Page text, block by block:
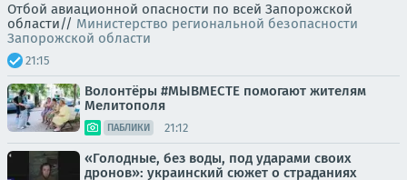
Отбой авиационной опасности по всей Запорожской
области// Министерство региональной безопасности
Запорожской области
21:15
Волонтёры #МЫВМЕСТЕ помогают жителям
Мелитополя
ПАБЛИКИ 21:12
«Голодные, без воды, под ударами своих
дронов»: украинский сюжет о страданиях